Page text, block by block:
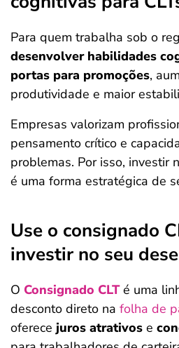
Para quem trabalha sob o
desenvolver habilidades
portas para promoções,
produtividade e maior
Empresas valorizam
pensamento crítico e
problemas. Por isso, investir
é uma forma estratégica de
Use o consignado
investir no seu
O Consignado CLTé uma
desconto direto na folha de
oferece juros atrativos e